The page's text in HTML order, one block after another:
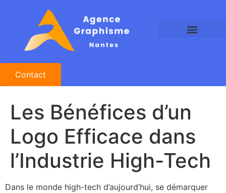
Contact
Les Bénéfices d’un
Logo Efficace dans
l’Industrie High-Tech
Dans le monde high-tech d’aujourd’hui, se démarquer